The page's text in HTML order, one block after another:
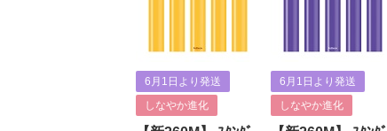
6月1日より発送
しなやか進化
6月1日より発送
しなやか進化